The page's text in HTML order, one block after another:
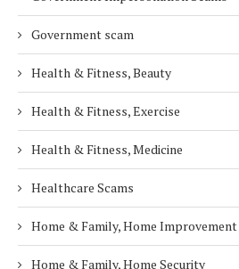
Government scam
Health & Fitness, Beauty
Health & Fitness, Exercise
Health & Fitness, Medicine
Healthcare Scams
Home & Family, Home Improvement
Home & Family, Home Security